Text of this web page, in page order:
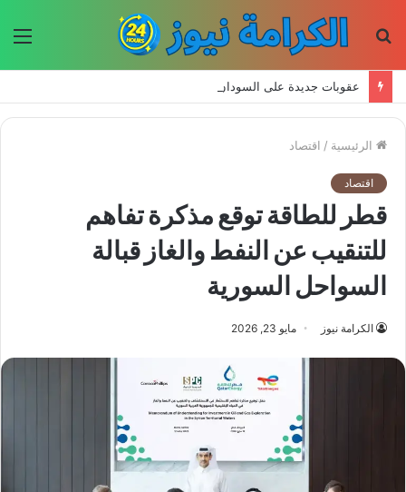
الرئيسية / اقتصاد
اقتصاد
قطر للطاقة توقع مذكرة تفاهم
للتنقيب عن النفط والغاز قبالة
السواحل السورية
الكرامة نيوز مايو 23, 2026